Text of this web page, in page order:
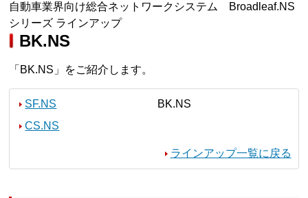
自動車業界向け総合ネットワークシステム Broadleaf.NS
シリーズ ラインアップ
BK.NS
「BK.NS」をご紹介します。
SF.NS
BK.NS
CS.NS
ラインアップ一覧に戻る